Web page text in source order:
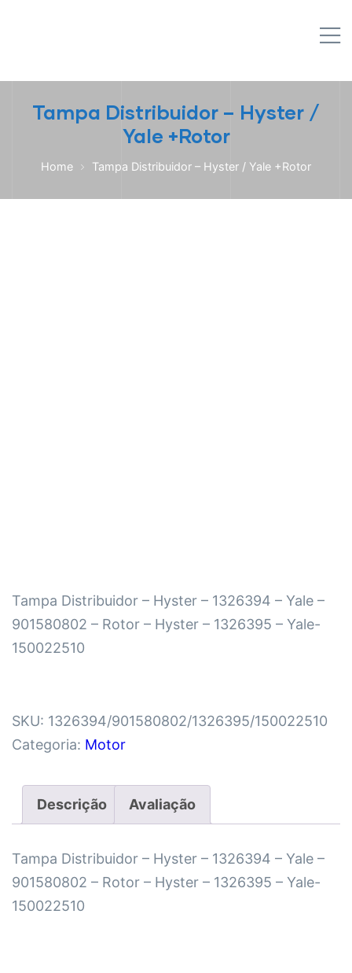
Tampa Distribuidor – Hyster /
Yale +Rotor
Home Tampa Distribuidor – Hyster / Yale +Rotor
Tampa Distribuidor – Hyster – 1326394 – Yale –
901580802 – Rotor – Hyster – 1326395 – Yale-
150022510
SKU: 1326394/901580802/1326395/150022510
Categoria: Motor
Descrição Avaliação
Tampa Distribuidor – Hyster – 1326394 – Yale –
901580802 – Rotor – Hyster – 1326395 – Yale-
150022510